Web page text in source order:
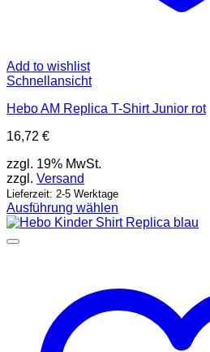
Add to wishlist
Schnellansicht
Hebo AM Replica T-Shirt Junior rot
16,72 €
zzgl. 19% MwSt.
zzgl. Versand
Lieferzeit: 2-5 Werktage
Ausführung wählen
Dieses
Produkt
Optionen
können